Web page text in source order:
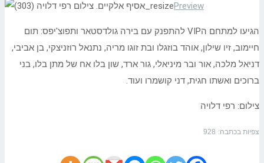
Preview
הגיעו למתחם הVIP להתפנק עם בירה גולדסטאר ותפוצ'יפס: תום
חיימוב, זיו שילון, אוהד בוזגלו ובת זוגו מריה, נתנאל רוזניצקי, בן אביבי,
דניאל מלכה, אור ובר מיניאלי, גור ארד, שון בלו אח של מתן בלו, בני
ברוכים ואשתו חגית, דני קושמרו ועוד.
צילום: רפי דלויה
צפיות בכתבה: 928